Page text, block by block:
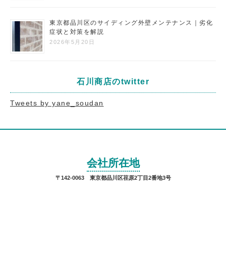
東京都品川区のサイディング外壁メンテナンス｜劣化
症状と対策を解説
2026年5月20日
石川商店のtwitter
Tweets by yane_soudan
会社所在地
〒142-0063 東京都品川区荏原2丁目2番地3号